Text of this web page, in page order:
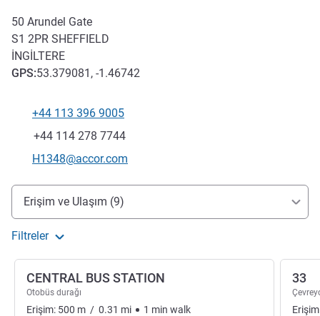
50 Arundel Gate
S1 2PR SHEFFIELD
İNGILTERE
GPS:53.379081, -1.46742
Telefon
+44 113 396 9005
Faks
+44 114 278 7744
İletişim için e-posta
H1348@accor.com
Erişim ve ulaşım
Erişim ve Ulaşım (9)
Filtreler
CENTRAL BUS STATION
Otobüs durağı
Erişim: 500 m / 0.31 mi 1 min walk
33